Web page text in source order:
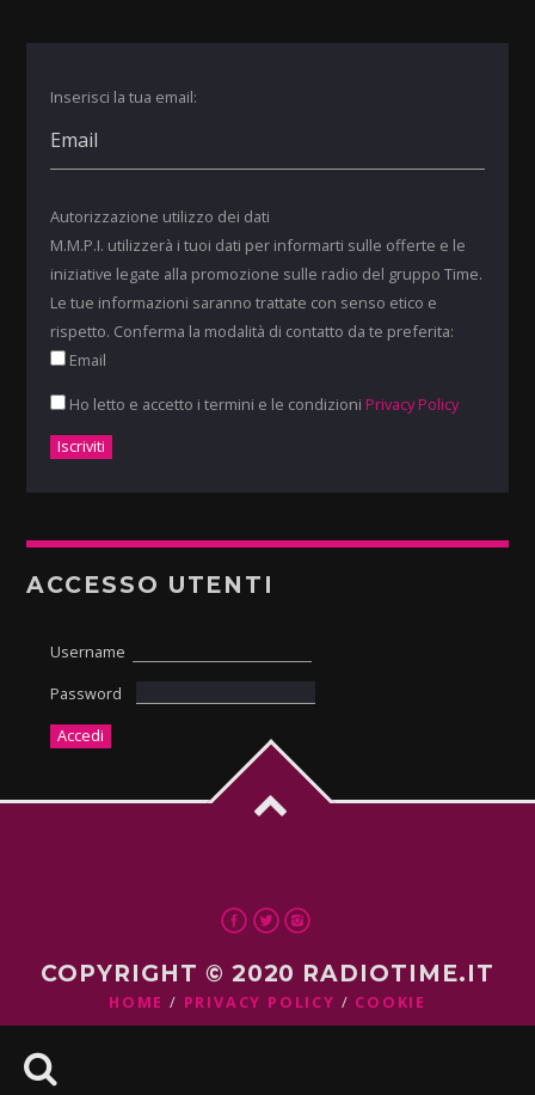
Inserisci la tua email:
Autorizzazione utilizzo dei dati
M.M.P.I. utilizzerà i tuoi dati per informarti sulle offerte e le
iniziative legate alla promozione sulle radio del gruppo Time.
Le tue informazioni saranno trattate con senso etico e
rispetto. Conferma la modalità di contatto da te preferita:
Email
Ho letto e accetto i termini e le condizioni Privacy Policy
ACCESSO UTENTI
Username
Password
COPYRIGHT © 2020 RADIOTIME.IT
HOME PRIVACY POLICY COOKIE